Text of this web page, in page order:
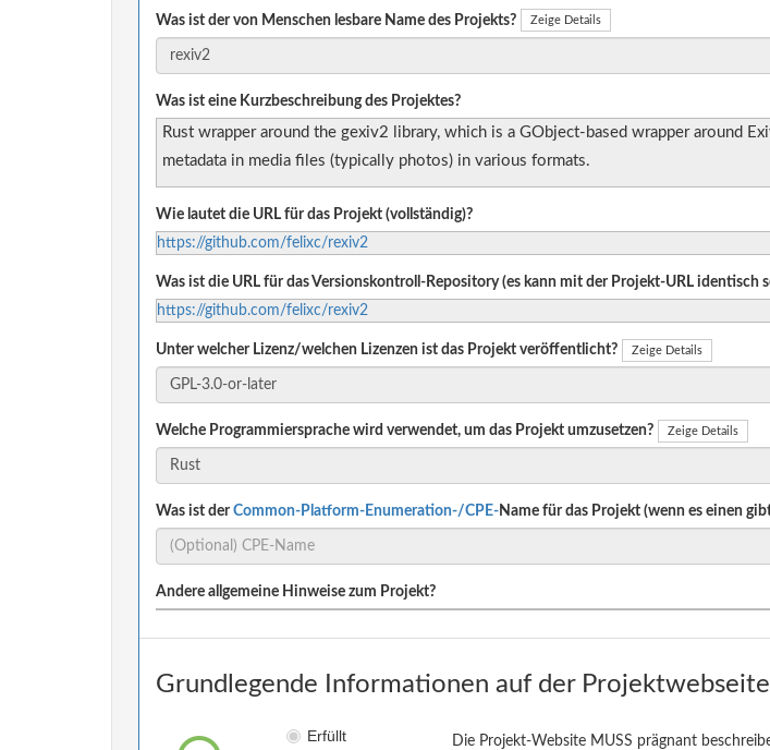
Was ist der von Menschen lesbare Name des Projekts? Zeige Details
Was ist eine Kurzbeschreibung des Projektes?
Rust wrapper around the gexiv2 library, which is a GObject-based wrapper around
metadata in media files (typically photos) in various formats.
Wie lautet die URL für das Projekt (vollständig)?
https://github.com/felixc/rexiv2
Was ist die URL für das Versionskontroll-Repository (es kann mit der Projekt-URL identisch
https://github.com/felixc/rexiv2
Unter welcher Lizenz/welchen Lizenzen ist das Projekt veröffentlicht? Zeige Details
Welche Programmiersprache wird verwendet, um das Projekt umzusetzen? Zeige Details
Was ist derCommon-Platform-Enumeration-/CPE-Name für das Projekt (wenn es einen
Andere allgemeine Hinweise zum Projekt?
Grundlegende Informationen auf der Projektwebseite
Erfüllt
Die Projekt-Website MUSS prägnant